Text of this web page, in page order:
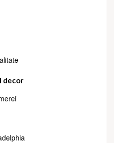
decor